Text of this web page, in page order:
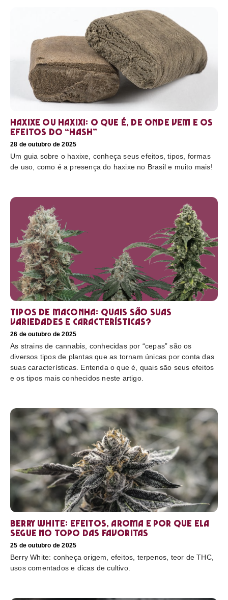
Haxixe ou Haxixi: o que é, de onde vem e os
efeitos do “hash”
28 de outubro de 2025
Um guia sobre o haxixe, conheça seus efeitos, tipos, formas
de uso, como é a presença do haxixe no Brasil e muito mais!
Tipos de maconha: quais são suas
variedades e características?
26 de outubro de 2025
As strains de cannabis, conhecidas por “cepas” são os
diversos tipos de plantas que as tornam únicas por conta das
suas características. Entenda o que é, quais são seus efeitos
e os tipos mais conhecidos neste artigo.
Berry White: efeitos, aroma e por que ela
segue no topo das favoritas
25 de outubro de 2025
Berry White: conheça origem, efeitos, terpenos, teor de THC,
usos comentados e dicas de cultivo.